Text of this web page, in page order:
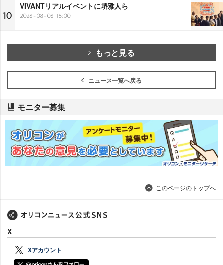
10
VIVANTリアルイベントに堺雅人ら
2026-08-06 18:00
もっと見る
ニュース一覧へ戻る
モニター募集
このページのトップへ
X
Xアカウント